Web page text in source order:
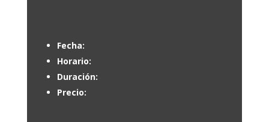
Fecha:
Horario:
Duración:
Precio: